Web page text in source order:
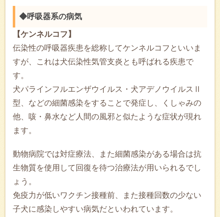
◆呼吸器系の病気
【ケンネルコフ】
伝染性の呼吸器疾患を総称してケンネルコフといいま
すが、これは犬伝染性気管支炎とも呼ばれる疾患で
す。
犬パラインフルエンザウイルス・犬アデノウイルスⅡ
型、などの細菌感染をすることで発症し、くしゃみの
他、咳・鼻水など人間の風邪と似たような症状が現れ
ます。
動物病院では対症療法、また細菌感染がある場合は抗
生物質を使用して回復を待つ治療法が用いられるでし
ょう。
免疫力が低いワクチン接種前、また接種回数の少ない
子犬に感染しやすい病気だといわれています。